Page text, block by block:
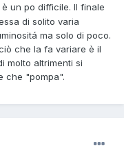
un po difficile. Il finale
di solito varia
ma solo di poco.
che la fa variare è il
molto altrimenti si
che "pompa".